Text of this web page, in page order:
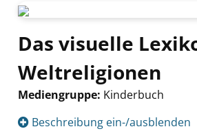
Das visuelle
Weltreligionen
Mediengruppe: Kinderbuch
Beschreibung ein-/ausblenden